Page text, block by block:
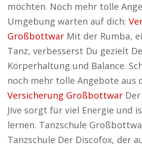
möchten. Noch mehr tolle
Umgebung warten auf dich:
Großbottwar Mit der Rumba,
Tanz, verbesserst Du gezielt
Körperhaltung und Balance.
noch mehr tolle Angebote aus
Versicherung Großbottwar
Jive sorgt für viel Energie und
lernen. Tanzschule
Tanzschule Der Discofox, der